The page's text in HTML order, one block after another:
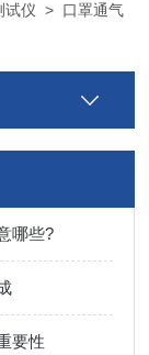
试仪 > 口罩通气
哪些?
要性